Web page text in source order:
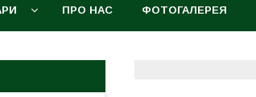
ПРО НАС ФОТОГАЛЕРЕЯ